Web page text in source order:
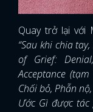
Quay trở lại với
“Sau khi chia
of Grief:
Acceptance
Chối bỏ, Phẫn
Ước Gì được